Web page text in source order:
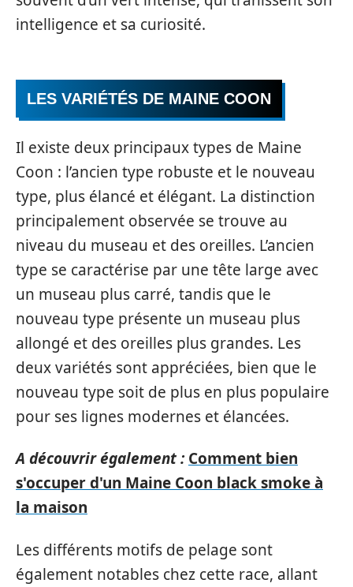
intelligence et sa curiosité.
LES VARIÉTÉS DE MAINE COON
Il existe deux principaux types de Maine
Coon : l’ancien type robuste et le nouveau
type, plus élancé et élégant. La distinction
principalement observée se trouve au
niveau du museau et des oreilles. L’ancien
type se caractérise par une tête large avec
un museau plus carré, tandis que le
nouveau type présente un museau plus
allongé et des oreilles plus grandes. Les
deux variétés sont appréciées, bien que le
nouveau type soit de plus en plus populaire
pour ses lignes modernes et élancées.
A découvrir également : Comment bien
s'occuper d'un Maine Coon black smoke à
la maison
Les différents motifs de pelage sont
également notables chez cette race, allant